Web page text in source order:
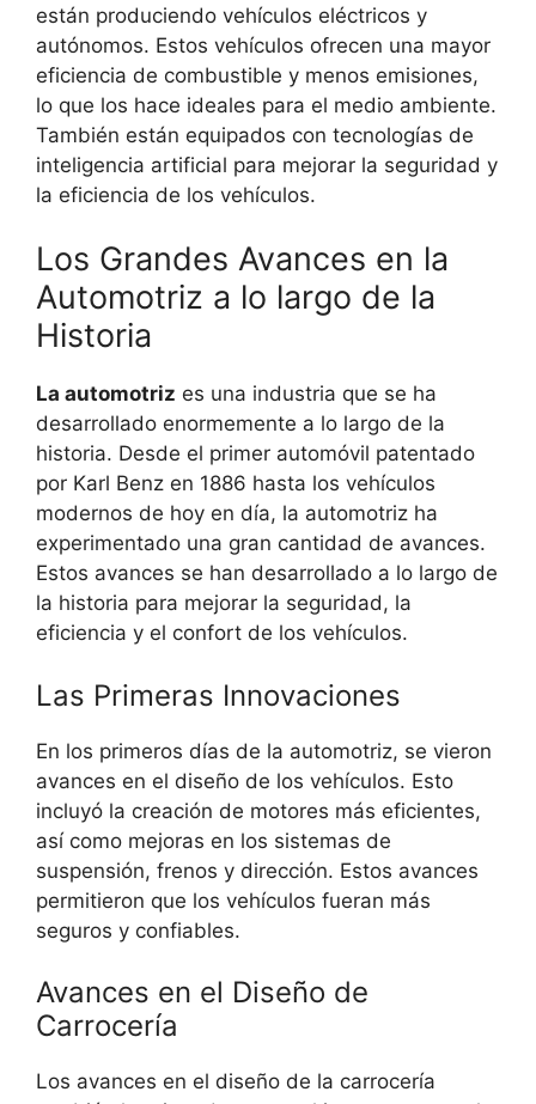
están produciendo vehículos eléctricos y
autónomos. Estos vehículos ofrecen una mayor
eficiencia de combustible y menos emisiones,
lo que los hace ideales para el medio ambiente.
También están equipados con tecnologías de
inteligencia artificial para mejorar la seguridad y
la eficiencia de los vehículos.
Los Grandes Avances en la
Automotriz a lo largo de la
Historia
La automotriz es una industria que se ha
desarrollado enormemente a lo largo de la
historia. Desde el primer automóvil patentado
por Karl Benz en 1886 hasta los vehículos
modernos de hoy en día, la automotriz ha
experimentado una gran cantidad de avances.
Estos avances se han desarrollado a lo largo de
la historia para mejorar la seguridad, la
eficiencia y el confort de los vehículos.
Las Primeras Innovaciones
En los primeros días de la automotriz, se vieron
avances en el diseño de los vehículos. Esto
incluyó la creación de motores más eficientes,
así como mejoras en los sistemas de
suspensión, frenos y dirección. Estos avances
permitieron que los vehículos fueran más
seguros y confiables.
Avances en el Diseño de
Carrocería
Los avances en el diseño de la carrocería